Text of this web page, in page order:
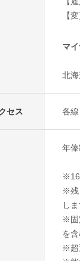
【
マ
北
セス 各
年
※16
※残
し
※固
を
※超